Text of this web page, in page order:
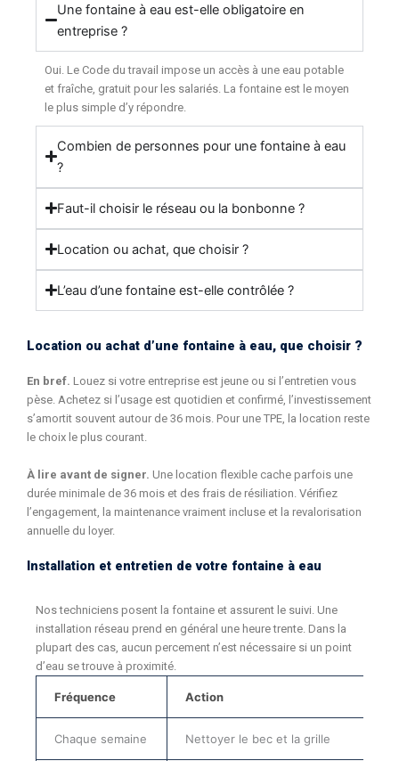
Une fontaine à eau est-elle obligatoire en
entreprise ?
Oui. Le Code du travail impose un accès à une eau potable
et fraîche, gratuit pour les salariés. La fontaine est le moyen
le plus simple d’y répondre.
Combien de personnes pour une fontaine à eau
?
Faut-il choisir le réseau ou la bonbonne ?
Location ou achat, que choisir ?
L’eau d’une fontaine est-elle contrôlée ?
Location ou achat d’une fontaine à eau, que choisir ?
En bref. Louez si votre entreprise est jeune ou si l’entretien vous
pèse. Achetez si l’usage est quotidien et confirmé, l’investissement
s’amortit souvent autour de 36 mois. Pour une TPE, la location reste
le choix le plus courant.
À lire avant de signer. Une location flexible cache parfois une
durée minimale de 36 mois et des frais de résiliation. Vérifiez
l’engagement, la maintenance vraiment incluse et la revalorisation
annuelle du loyer.
Installation et entretien de votre fontaine à eau
Nos techniciens posent la fontaine et assurent le suivi. Une
installation réseau prend en général une heure trente. Dans la
plupart des cas, aucun percement n’est nécessaire si un point
d’eau se trouve à proximité.
Fréquence Action
Chaque semaine Nettoyer le bec et la grille